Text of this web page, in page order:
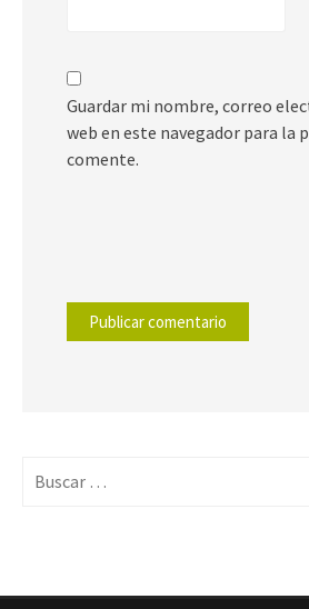
Guardar mi nombre, correo
web en este navegador para la
comente.
por: